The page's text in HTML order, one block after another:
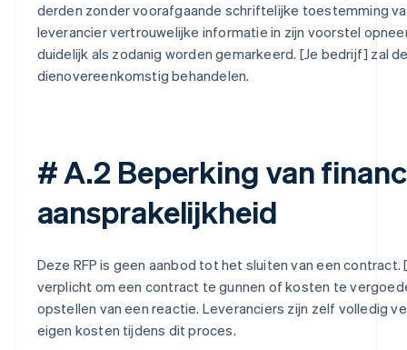
derden zonder voorafgaande schriftelijke toestemming
leverancier vertrouwelijke informatie in zijn voorstel
duidelijk als zodanig worden gemarkeerd. [Je bedrijf] zal
dienovereenkomstig behandelen.
# A.2 Beperking van
aansprakelijkheid
Deze RFP is geen aanbod tot het sluiten van een
verplicht om een contract te gunnen of kosten te
opstellen van een reactie. Leveranciers zijn zelf volledig
eigen kosten tijdens dit proces.